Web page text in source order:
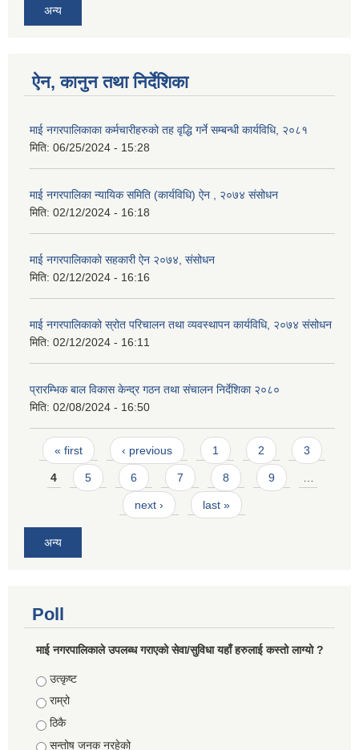
अन्य
ऐन, कानुन तथा निर्देशिका
माई नगरपालिकाका कर्मचारीहरुको तह वृद्धि गर्ने सम्बन्धी कार्यविधि, २०८१
मिति: 06/25/2024 - 15:28
माई नगरपालिका न्यायिक समिति (कार्यविधि) ऐन , २०७४ संसोधन
मिति: 02/12/2024 - 16:18
माई नगरपालिकाको सहकारी ऐन २०७४, संसोधन
मिति: 02/12/2024 - 16:16
माई नगरपालिकाको स्रोत परिचालन तथा व्यवस्थापन कार्यविधि, २०७४ संसोधन
मिति: 02/12/2024 - 16:11
प्रारम्भिक बाल विकास केन्द्र गठन तथा संचालन निर्देशिका २०८०
मिति: 02/08/2024 - 16:50
Pages
« first ‹ previous 1 2 3
4 5 6 7 8 9 …
next › last »
अन्य
Poll
माई नगरपालिकाले उपलब्ध गराएको सेवा/सुविधा यहाँ हरुलाई कस्तो लाग्यो ?
Choices
उत्कृष्ट
राम्रो
ठिकै
सन्तोष जनक नरहेको